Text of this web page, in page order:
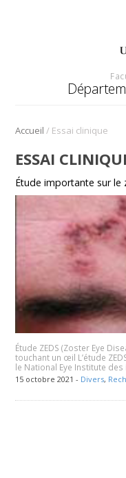
Accueil / Essai clinique
ESSAI
Étude importante sur
Étude ZEDS (Zoster Eye
touchant un œil L’étude
le National Eye Institute
15 octobre 2021 - Divers,